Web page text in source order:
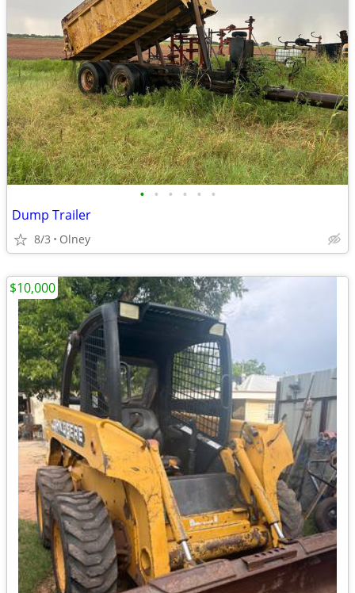
• • • • • •
Dump Trailer
8/3 Olney
$10,000